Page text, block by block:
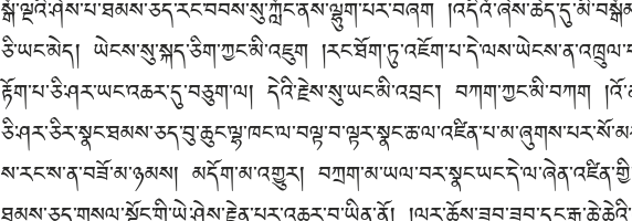
སྒོ་ལྔའི་ཤེས་པ་ཐམས་ཅད་རང་བབས་སུ་ཀློང་ནས་ལྷུག་པར་བཞག
ཅི་ཡང་མེད། ཡེངས་སུ་སྐད་ཅིག་ཀྱང་མི་འཇུག
རྟོག་པ་ཅི་ཤར་ཡང་འཆར་དུ་བཅུག་ལ། དེའི་རྗེས་སུ་ཡང་མི་འབྲང་། བཀག་ཀྱང་མི་བཀག
ས་རང་ས་ན་བཟོ་མ་ཉམས། མདོག་མ་འགྱུར།